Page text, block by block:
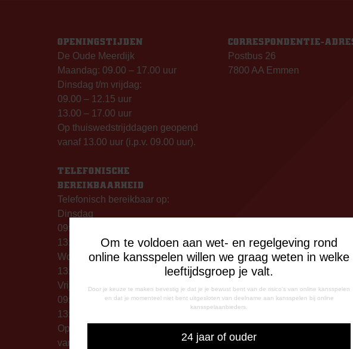
Om te voldoen aan wet- en regelgeving rond
online kansspelen willen we graag weten in welke
leeftijdsgroep je valt.
Door je keuze te maken bevestig je dat je je bewust bent van de risico's van online kansspelen
en dat je momenteel niet bent uitgesloten van deelname aan kansspelen bij online
kansspelaanbieders.
24 jaar of ouder
OPENINGSTIJDEN
De Oude Meerdijk
Maandag: 09.00 – 17.00 uur
Dinsdag t/m vrijdag:
09.00 – 12.15 uur
13.00 – 17.00 uur
Op thuiswedstrijddagen geopend
vanaf 13.00 uur (i.p.v. 09.00 uur).
TELEFONISCHE
BEREIKBAARHEID
Telefonisch bereikbaar op:
Dinsdag
09:00 - 12:15 uur
13:00 - 17:00 uur
Woensdag
13:00 - 17:00 uur
Vrijdag
09:00 - 12:15 uur
13:00 - 17:00 uur
Op thuiswedstrijddagen bereikbaar
vanaf 13:00 - 20:00 uur
CORRESPONDENTIE-
Postbus 26
7800 AA Emmen